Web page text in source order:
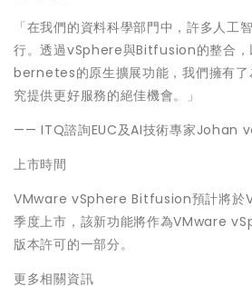
「在我們的資料科學部門中，許多人工
行。透過vSphere與Bitfusion的整合
bernetes的原生擴展功能，我們擁有了
究提供更好服務的絕佳機會。」
—— ITQ諮詢EUC及AI技術專家Johan
上市時間
VMware vSphere Bitfusion預計將於
季度上市，該新功能將作為VMware
版本許可的一部分。
更多相關資訊